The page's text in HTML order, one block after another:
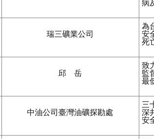
病
瑞三礦業公司
為
安
死
邱 岳
致
監
最
中油公司臺灣油礦探勘處
三
深
安